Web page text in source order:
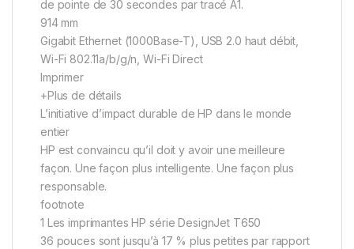
de pointe de 30 secondes par tracé A1.
914 mm
Gigabit Ethernet (1000Base-T), USB 2.0 haut débit,
Wi-Fi 802.11a/b/g/n, Wi-Fi Direct
Imprimer
+Plus de détails
L’initiative d’impact durable de HP dans le monde
entier
HP est convaincu qu’il doit y avoir une meilleure
façon. Une façon plus intelligente. Une façon plus
responsable.
footnote
1 Les imprimantes HP série DesignJet T650
36 pouces sont jusqu’à 17 % plus petites par rapport